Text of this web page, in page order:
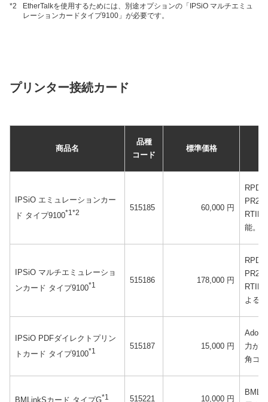
*2
EtherTalkを使用するためには、別途オプションの「IPSiO マルチエミュ
レーションカードタイプ9100」が必要です。
プリンター接続カード
商品名
品種
コード
標準価格
IPSiO エミュレーションカー
ド タイプ9100*1*2
515185 60,000 円
RPDL
能。
IPSiO マルチエミュレーショ
ンカード タイプ9100*1
515186 178,000 円
RPDL
よる
IPSiO PDFダイレクトプリン
トカード タイプ9100*1
515187 15,000 円
力が
角ゴ
BMLinkSカード タイプG*1 515221 10,000 円